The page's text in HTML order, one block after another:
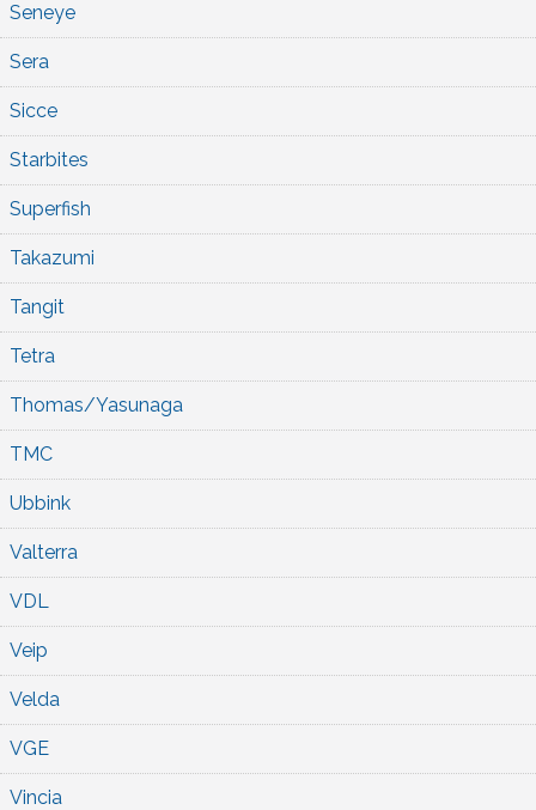
Seneye
Sera
Sicce
Starbites
Superfish
Takazumi
Tangit
Tetra
Thomas/Yasunaga
TMC
Ubbink
Valterra
VDL
Veip
Velda
VGE
Vincia